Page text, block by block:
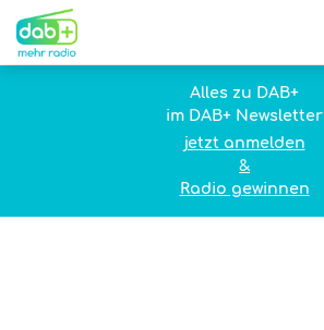
Alles zu DAB+
im DAB+ Newsletter
jetzt anmelden
&
Radio gewinnen